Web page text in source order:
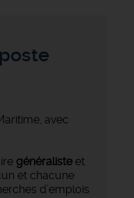
avec
généralisteet
et chacune
d’emplois